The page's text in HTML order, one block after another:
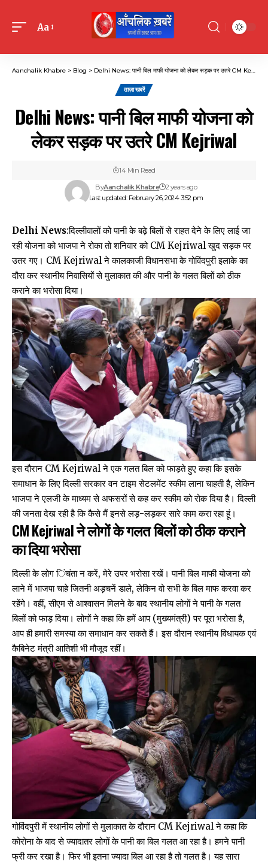
Font
Aa
Aanchalik Khabre > Blog > Delhi News: पानी बिल माफी योजना को लेकर सड़क पर उतरे CM Kejriwal
ताज़ा खबरें
Delhi News: पानी बिल माफी योजना को
लेकर सड़क पर उतरे CM Kejriwal
Last updated: February 26, 2024 3:52 pm
ByAanchalik Khabre 2 years ago
14 Min Read
Delhi News:दिल्लीवालों को पानी के बढ़े बिलों से राहत देने के लिए लाई जा
रही योजना को भाजपा ने रोका तो शनिवार को CM Kejriwal खुद सड़क पर
उतर गए। CM Kejriwal ने कालकाजी विधानसभा के गोविंदपुरी इलाके का
दौरा कर स्थानीय निवासियों से मुलाकात की और पानी के गलत बिलों को ठीक
कराने का भरोसा दिया।
इस दौरान CM Kejriwal ने एक गलत बिल को फाड़ते हुए कहा कि इसके
समाधान के लिए दिल्ली सरकार वन टाइम सेटलमेंट स्कीम लाना चाहती है, लेकिन
भाजपा ने एलजी के माध्यम से अफसरों से कह कर स्कीम को रोक दिया है। दिल्ली
की जनता देख रही है कि कैसे मैं इनसे लड़-लड़कर सारे काम करा रहा हूं।
CM Kejriwal ने लोगों के गलत बिलों को ठीक कराने
का दिया भरोसा
दिल्ली के लोग िंचंता न करें, मेरे उपर भरोसा रखें। पानी बिल माफी योजना को
लाने में भाजपा चाहे जितनी अड़चनें डाले, लेकिन वो सभी के बिल माफ करवा कर
रहेंगे। वहीं, सीएम से आश्वासन मिलने के बाद स्थानीय लोगों ने पानी के गलत
बिलों को फाड़ दिया। लोगों ने कहा कि हमें आप (मुख्यमंत्री) पर पूरा भरोसा है,
आप ही हमारी समस्या का समाधान कर सकते हैं। इस दौरान स्थानीय विधायक एवं
कैबिनेट मंत्री आतिशी भी मौजूद रहीं।
गोविंदपुरी में स्थानीय लोगों से मुलाकात के दौरान CM Kejriwal ने कहा कि
कोरोना के बाद से ज्यादातर लोगों के पानी का बिल गलत आ रहा है। हमने पानी
फ्री कर रखा है। फिर भी इतना ज्यादा बिल आ रहा है तो गलत है। यह सारा